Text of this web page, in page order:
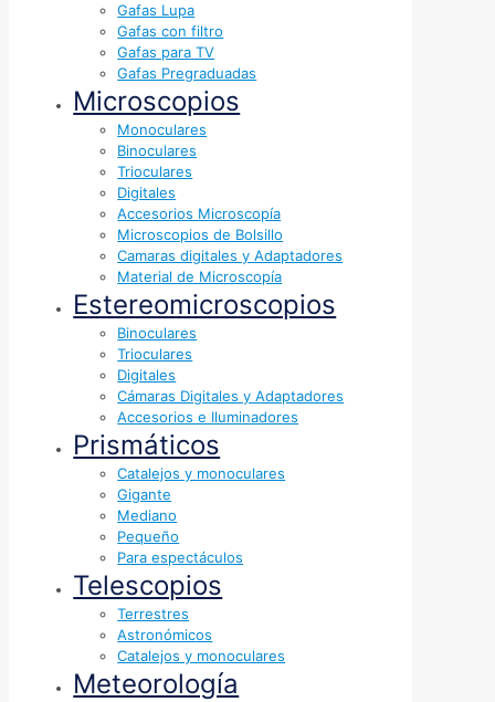
Gafas Lupa
Gafas con filtro
Gafas para TV
Gafas Pregraduadas
Microscopios
Monoculares
Binoculares
Trioculares
Digitales
Accesorios Microscopía
Microscopios de Bolsillo
Camaras digitales y Adaptadores
Material de Microscopía
Estereomicroscopios
Binoculares
Trioculares
Digitales
Cámaras Digitales y Adaptadores
Accesorios e Iluminadores
Prismáticos
Catalejos y monoculares
Gigante
Mediano
Pequeño
Para espectáculos
Telescopios
Terrestres
Astronómicos
Catalejos y monoculares
Meteorología